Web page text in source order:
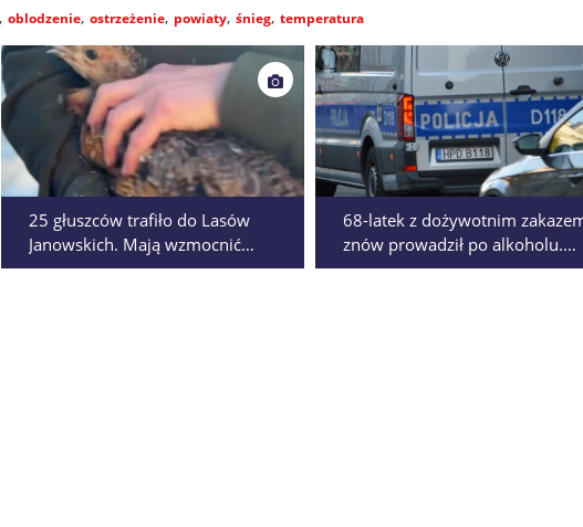
oblodzenie ostrzeżenie powiaty śnieg temperatura
25 głuszców trafiło do Lasów
Janowskich. Mają wzmocnić
populację zagrożonego gatunku
68-latek z dożywotnim
znów prowadził po alkoholu.
Miał 2,5 promila, trafił za kraty